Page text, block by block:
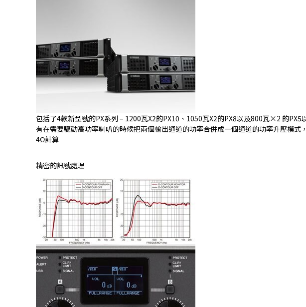
包括了4款新型號的PX系列 – 1200瓦X2的PX10、1050瓦X2的PX8以及800瓦×2 的
有在需要驅動高功率喇叭的時候把兩個輸出通道的功率合併成一個通道的功率升壓模
4Ω計算
精密的訊號處理